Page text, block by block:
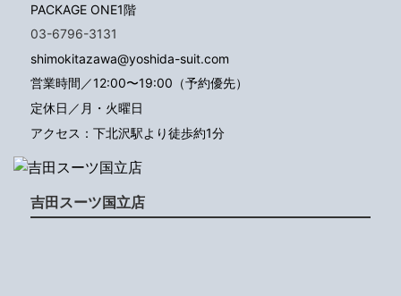
PACKAGE ONE1階
03-6796-3131
shimokitazawa@yoshida-suit.com
営業時間／12:00〜19:00（予約優先）
定休日／月・火曜日
アクセス：下北沢駅より徒歩約1分
吉田スーツ国立店